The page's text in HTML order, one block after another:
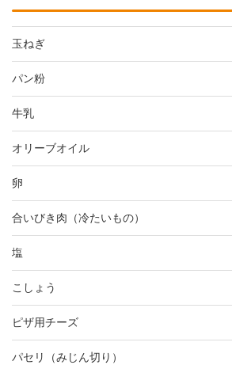
玉ねぎ
パン粉
牛乳
オリーブオイル
卵
合いびき肉（冷たいもの）
塩
こしょう
ピザ用チーズ
パセリ（みじん切り）